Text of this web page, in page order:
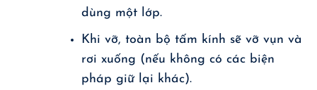
dùng một lớp.
Khi vỡ, toàn bộ tấm kính sẽ vỡ vụn và
rơi xuống (nếu không có các biện
pháp giữ lại khác).